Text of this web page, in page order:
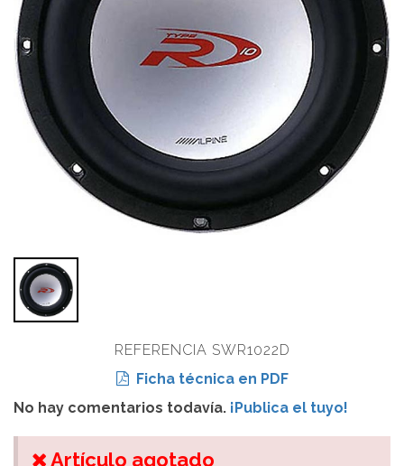
REFERENCIA SWR1022D
Ficha técnica en PDF
No hay comentarios todavía. ¡Publica el tuyo!
Artículo agotado